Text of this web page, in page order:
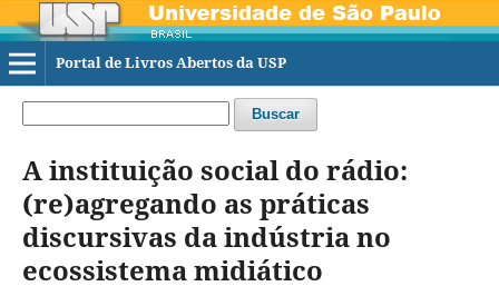
Portal de Livros Abertos da USP
Buscar
A instituição social do rádio:
(re)agregando as práticas
discursivas da indústria no
ecossistema midiático